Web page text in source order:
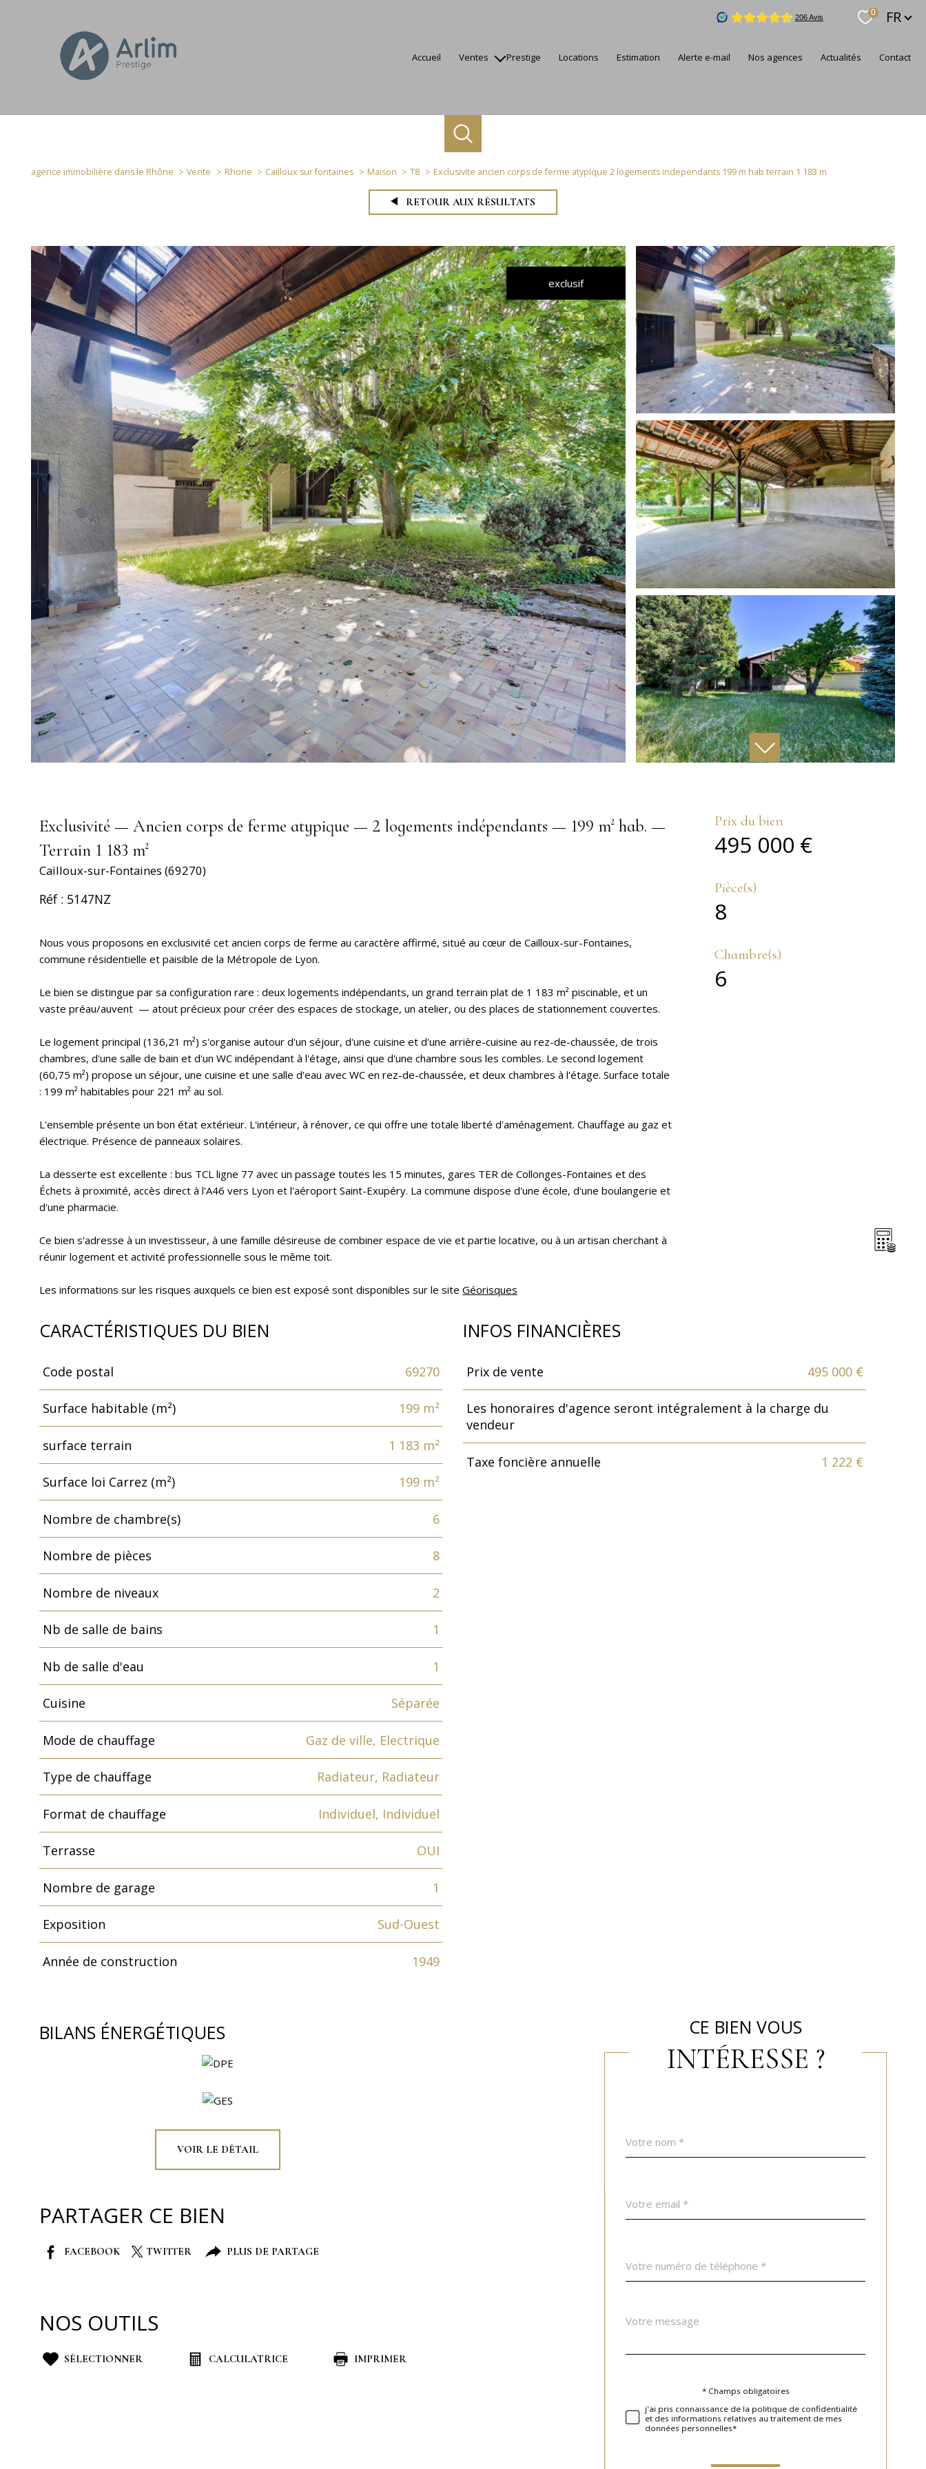
0 FR
accueil ventes
terrains
autres
biens vendus
prestige locations estimation alerte e-mail nos agences actualités contact
agence immobilière dans le Rhône Vente Rhone Cailloux sur fontaines Maison T8 Exclusivite ancien corps de ferme atypique 2 logements independants 199 m hab terrain 1 183 m
RETOUR AUX RÉSULTATS
exclusif
Exclusivité — Ancien corps de ferme atypique — 2 logements indépendants — 199 m² hab. —
Terrain 1 183 m²
Cailloux-sur-Fontaines (69270)
Réf : 5147NZ
Nous vous proposons en exclusivité cet ancien corps de ferme au caractère affirmé, situé au cœur de Cailloux-sur-Fontaines,
commune résidentielle et paisible de la Métropole de Lyon.
Le bien se distingue par sa configuration rare : deux logements indépendants, un grand terrain plat de 1 183 m² piscinable, et un
vaste préau/auvent — atout précieux pour créer des espaces de stockage, un atelier, ou des places de stationnement couvertes.
Le logement principal (136,21 m²) s'organise autour d'un séjour, d'une cuisine et d'une arrière-cuisine au rez-de-chaussée, de trois
chambres, d'une salle de bain et d'un WC indépendant à l'étage, ainsi que d'une chambre sous les combles. Le second logement
(60,75 m²) propose un séjour, une cuisine et une salle d'eau avec WC en rez-de-chaussée, et deux chambres à l'étage. Surface totale
: 199 m² habitables pour 221 m² au sol.
L'ensemble présente un bon état extérieur. L'intérieur, à rénover, ce qui offre une totale liberté d'aménagement. Chauffage au gaz et
électrique. Présence de panneaux solaires.
La desserte est excellente : bus TCL ligne 77 avec un passage toutes les 15 minutes, gares TER de Collonges-Fontaines et des
Échets à proximité, accès direct à l'A46 vers Lyon et l'aéroport Saint-Exupéry. La commune dispose d'une école, d'une boulangerie et
d'une pharmacie.
Ce bien s'adresse à un investisseur, à une famille désireuse de combiner espace de vie et partie locative, ou à un artisan cherchant à
réunir logement et activité professionnelle sous le même toit.
Les informations sur les risques auxquels ce bien est exposé sont disponibles sur le site Géorisques
Prix du bien
495 000 €
Pièce(s)
8
Chambre(s)
6
CARACTÉRISTIQUES DU BIEN
Caractéristiques
Code postal 69270
Surface habitable (m²) 199 m²
surface terrain 1 183 m²
Surface loi Carrez (m²) 199 m²
Nombre de chambre(s) 6
Nombre de pièces 8
Nombre de niveaux 2
Nb de salle de bains 1
Nb de salle d'eau 1
Cuisine Séparée
Mode de chauffage Gaz de ville, Electrique
Type de chauffage Radiateur, Radiateur
Format de chauffage Individuel, Individuel
Terrasse OUI
Nombre de garage 1
Exposition Sud-Ouest
Année de construction 1949
INFOS FINANCIÈRES
Caractéristiques
Prix de vente 495 000 €
Les honoraires d'agence seront intégralement à la charge du
vendeur
Taxe foncière annuelle 1 222 €
BILANS ÉNERGÉTIQUES
VOIR LE DÉTAIL
PARTAGER CE BIEN
FACEBOOK TWITTER PLUS DE PARTAGE
NOS OUTILS
SÉLECTIONNER CALCULATRICE IMPRIMER
CE BIEN VOUS
INTÉRESSE ?
par
*
*
*
Fieldset
Message
*
* Champs obligatoires
j'ai pris connaissance de la politique de confidentialité
et des informations relatives au traitement de mes
données personnelles*